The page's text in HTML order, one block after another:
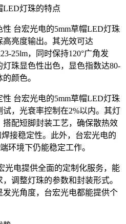
LED灯珠的特点
性 台宏光电的5mm草帽LED灯珠
亮度输出。其光效可达
25lm，同时保持120°广角发
珠显色性出色，显色指数达80-
颜色。
性 台宏光电的5mm草帽LED灯珠
，光衰率控制在2%以内。其灯
配短脚封装工艺，确保散热效
接稳定性。此外，台宏光电的
环境下仍能稳定工作。
光电提供全面的定制化服务，能
调整灯珠的参数和封装形式。
光角度，台宏光电都能提供个